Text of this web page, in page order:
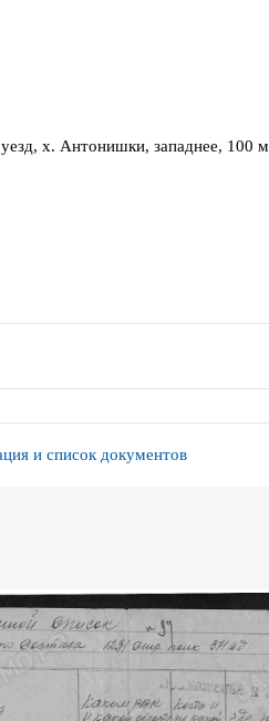
х. Антонишки, западнее, 100 м
и список документов